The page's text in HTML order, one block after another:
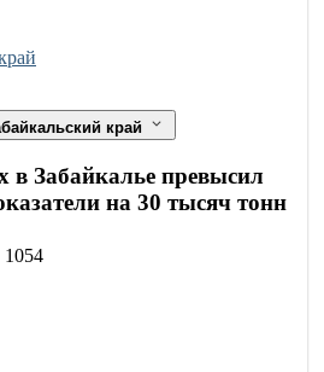
край
в Забайкалье превысил
на 30 тысяч тонн
1054